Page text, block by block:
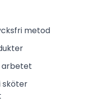
metod
arbetet
sköter